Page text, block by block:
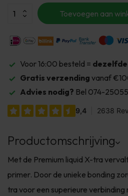
Toevoegen aan
Voor 16:00 besteld =
Gratis verzending vanaf
Advies nodig? Bel 074-
Productomschrijving
Met de Premium liquid X-tra
primer. Door de unieke bonding
tra voor een superieure